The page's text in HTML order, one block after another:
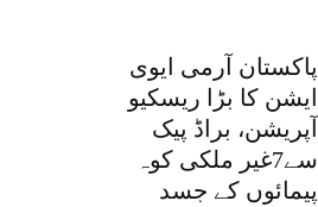
پاکستان آرمی ایوی
ایشن کا بڑا ریسکیو
آپریشن، براڈ پیک
سے7غیر ملکی کوہ
پیمائوں کے جسد